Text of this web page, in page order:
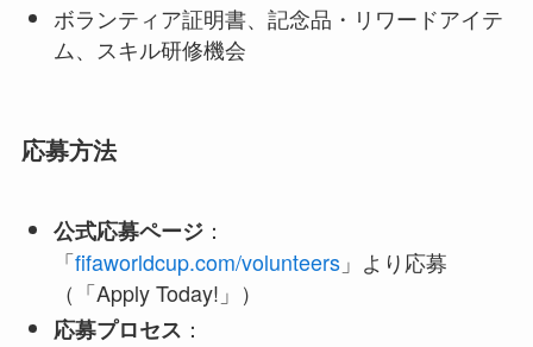
ボランティア証明書、記念品・リワードアイテ
ム、スキル研修機会
応募方法
公式応募ページ：
「fifaworldcup.com/volunteers」より応募
（「Apply Today!」）
応募プロセス ：